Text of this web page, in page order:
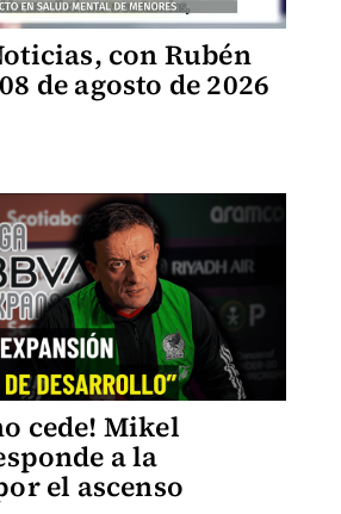
con Rubén
de agosto de 2026
cede! Mikel
a la
el ascenso